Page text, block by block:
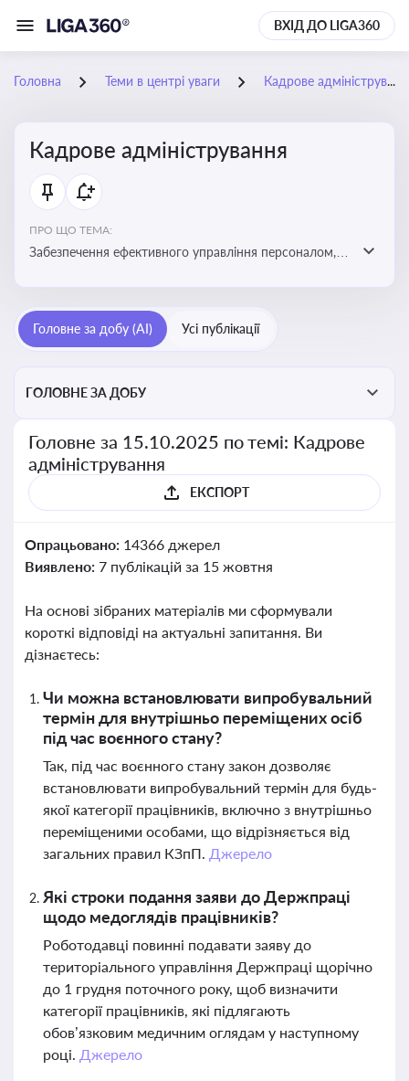
ВХІД ДО LIGA360
Головна Теми в центрі уваги Кадрове адміністрування
Кадрове адміністрування
ПРО ЩО ТЕМА:
Забезпечення ефективного управління персоналом,
Головне за добу (AI) Усі публікації
ГОЛОВНЕ ЗА ДОБУ
Головне за 15.10.2025 по темі: Кадрове
адміністрування
ЕКСПОРТ
Опрацьовано: 14366 джерел
Виявлено: 7 публікацій за 15 жовтня
На основі зібраних матеріалів ми сформували
короткі відповіді на актуальні запитання. Ви
дізнаєтесь:
Чи можна встановлювати випробувальний
термін для внутрішньо переміщених осіб
під час воєнного стану?
Так, під час воєнного стану закон дозволяє
встановлювати випробувальний термін для будь-
якої категорії працівників, включно з внутрішньо
переміщеними особами, що відрізняється від
загальних правил КЗпП. Джерело
Які строки подання заяви до Держпраці
щодо медоглядів працівників?
Роботодавці повинні подавати заяву до
територіального управління Держпраці щорічно
до 1 грудня поточного року, щоб визначити
категорії працівників, які підлягають
обов’язковим медичним оглядам у наступному
році. Джерело